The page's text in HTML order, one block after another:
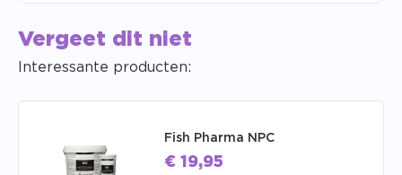
Vergeet dit niet
Interessante producten:
Fish Pharma NPC
€ 19,95